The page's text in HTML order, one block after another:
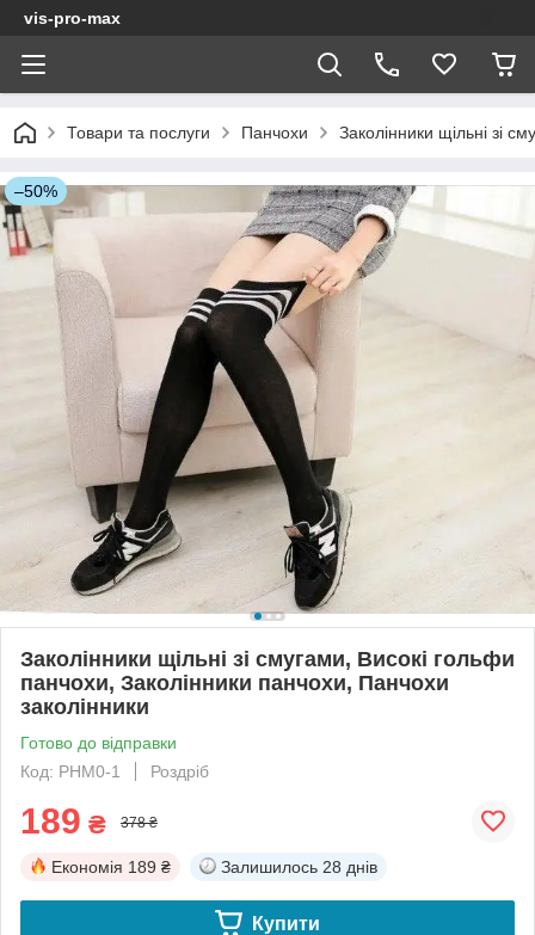
vis-pro-max
Товари та послуги Панчохи Заколінники щільні зі
–50%
Заколінники щільні зі смугами, Високі гольфи
панчохи, Заколінники панчохи, Панчохи
заколінники
Готово до відправки
Код: РНМ0-1
Роздріб
189 ₴ 378 ₴
Економія 189 ₴ Залишилось 28 днів
Купити